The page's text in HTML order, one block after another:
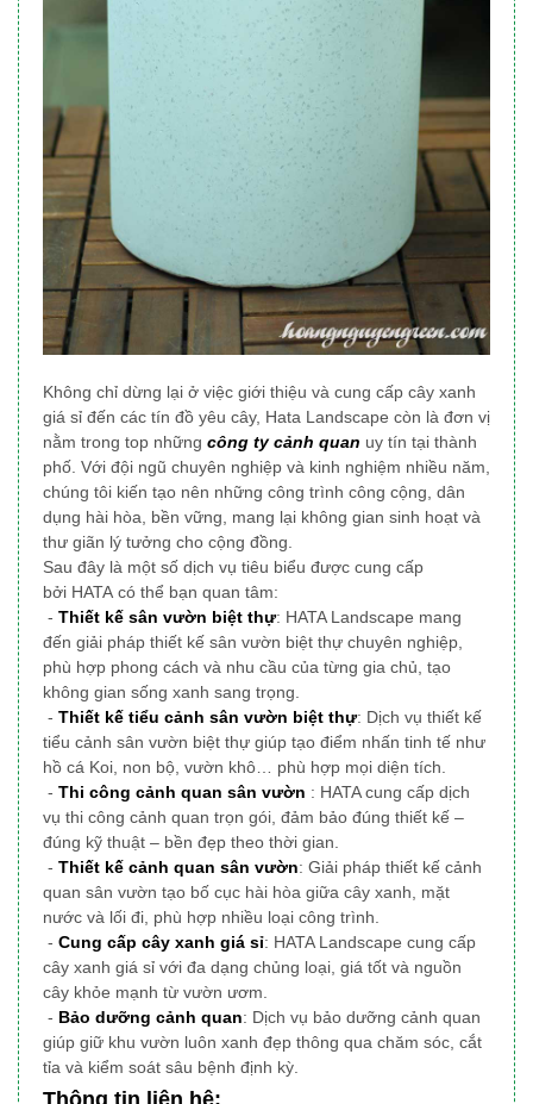
Không chỉ dừng lại ở việc giới thiệu và cung cấp cây xanh
giá sỉ đến các tín đồ yêu cây, Hata Landscape còn là đơn vị
nằm trong top những công ty cảnh quan uy tín tại thành
phố. Với đội ngũ chuyên nghiệp và kinh nghiệm nhiều năm,
chúng tôi kiến tạo nên những công trình công cộng, dân
dụng hài hòa, bền vững, mang lại không gian sinh hoạt và
thư giãn lý tưởng cho cộng đồng.
Sau đây là một số dịch vụ tiêu biểu được cung cấp
bởi HATA có thể bạn quan tâm:
- Thiết kế sân vườn biệt thự: HATA Landscape mang
đến giải pháp thiết kế sân vườn biệt thự chuyên nghiệp,
phù hợp phong cách và nhu cầu của từng gia chủ, tạo
không gian sống xanh sang trọng.
- Thiết kế tiểu cảnh sân vườn biệt thự: Dịch vụ thiết kế
tiểu cảnh sân vườn biệt thự giúp tạo điểm nhấn tinh tế như
hồ cá Koi, non bộ, vườn khô… phù hợp mọi diện tích.
- Thi công cảnh quan sân vườn : HATA cung cấp dịch
vụ thi công cảnh quan trọn gói, đảm bảo đúng thiết kế –
đúng kỹ thuật – bền đẹp theo thời gian.
- Thiết kế cảnh quan sân vườn: Giải pháp thiết kế cảnh
quan sân vườn tạo bố cục hài hòa giữa cây xanh, mặt
nước và lối đi, phù hợp nhiều loại công trình.
- Cung cấp cây xanh giá sỉ: HATA Landscape cung cấp
cây xanh giá sỉ với đa dạng chủng loại, giá tốt và nguồn
cây khỏe mạnh từ vườn ươm.
- Bảo dưỡng cảnh quan: Dịch vụ bảo dưỡng cảnh quan
giúp giữ khu vườn luôn xanh đẹp thông qua chăm sóc, cắt
tỉa và kiểm soát sâu bệnh định kỳ.